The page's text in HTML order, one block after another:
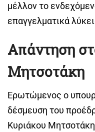
μέλλον το
επαγγελματικά
Απάντηση
Μητσοτάκη
Ερωτώμενος ο
δέσμευση του
Κυριάκου